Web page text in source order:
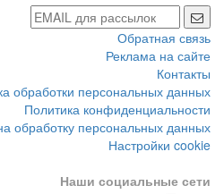
Обратная связь
Реклама на сайте
Контакты
обработки персональных данных
Политика конфиденциальности
обработку персональных данных
Настройки cookie
Наши социальные сети